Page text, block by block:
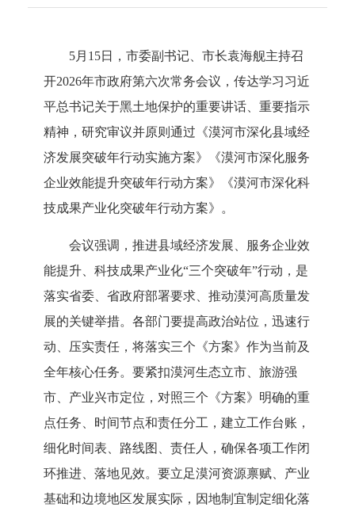
5月15日，市委副书记、市长袁海舰主持召
开2026年市政府第六次常务会议，传达学习习近
平总书记关于黑土地保护的重要讲话、重要指示
精神， 研究审议并原则通过 《漠河市深化县域经
济发展突破年行动实施方案》《漠河市深化服务
企业效能提升突破年行动方案》《漠河市深化科
技成果产业化突破年行动方案》。
会议强调，推进县域经济发展、服务企业效
能提升、科技成果产业化“三个突破年”行动，是
落实省委、省政府部署要求、推动漠河高质量发
展的关键举措。各部门要提高政治站位，迅速行
动、压实责任，将落实三个 《方案》 作为当前及
全年核心任务。要紧扣漠河生态立市、旅游强
市、产业兴市定位，对照三个 《方案》 明确的重
点任务、时间节点和责任分工，建立工作台账，
细化时间表、路线图、责任人，确保各项工作闭
环推进、落地见效。要立足漠河资源禀赋、产业
基础和边境地区发展实际，因地制宜制定细化落